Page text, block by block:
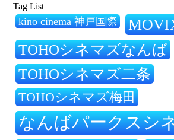
Tag List
kino cinema 神戸国際
TOHOシネマズなんば
TOHOシネマズ二条
TOHOシネマズ梅田
なんばパークスシ